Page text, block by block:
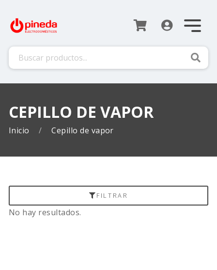
CEPILLO DE VAPOR
Inicio Cepillo de vapor
FILTRAR
No hay resultados.